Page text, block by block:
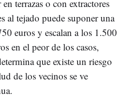
terrazas o con extractores
al tejado puede suponer una
euros y escalan a los 1.500
en el peor de los casos,
que existe un riesgo
de los vecinos se ve